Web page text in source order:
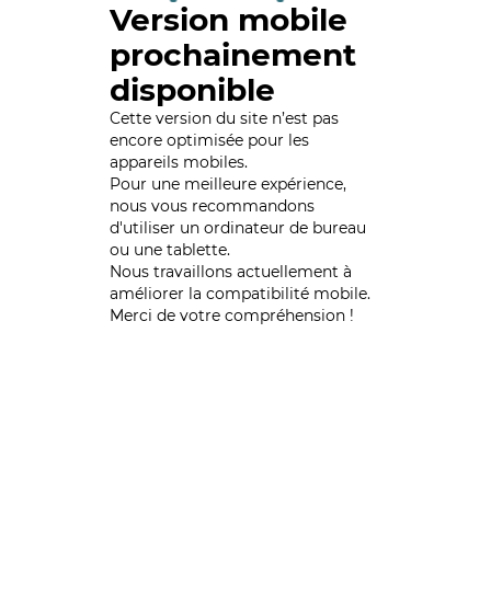
Version mobile
prochainement
disponible
Cette version du site n’est pas
encore optimisée pour les
appareils mobiles.
Pour une meilleure expérience,
nous vous recommandons
d'utiliser un ordinateur de bureau
ou une tablette.
Nous travaillons actuellement à
améliorer la compatibilité mobile.
Merci de votre compréhension !